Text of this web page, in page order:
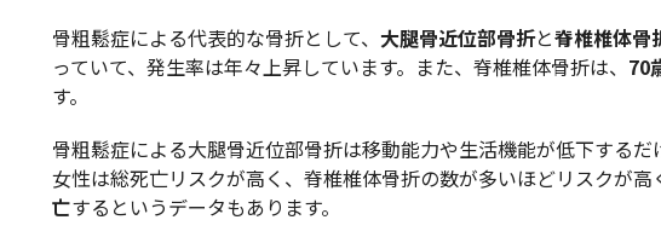
骨粗鬆症による代表的な骨折として、 大腿骨近位部骨折と脊椎椎体骨
っていて、発生率は年々上昇しています。また、脊椎椎体骨折は、 70
す。
骨粗鬆症による大腿骨近位部骨折は移動能力や生活機能が低下するだ
女性は総死亡リスクが高く、脊椎椎体骨折の数が多いほどリスクが
亡するというデータもあります。